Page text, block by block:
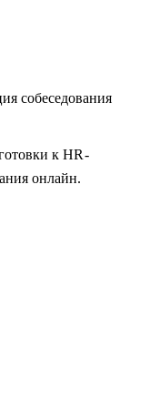
собеседования
к HR-
онлайн.